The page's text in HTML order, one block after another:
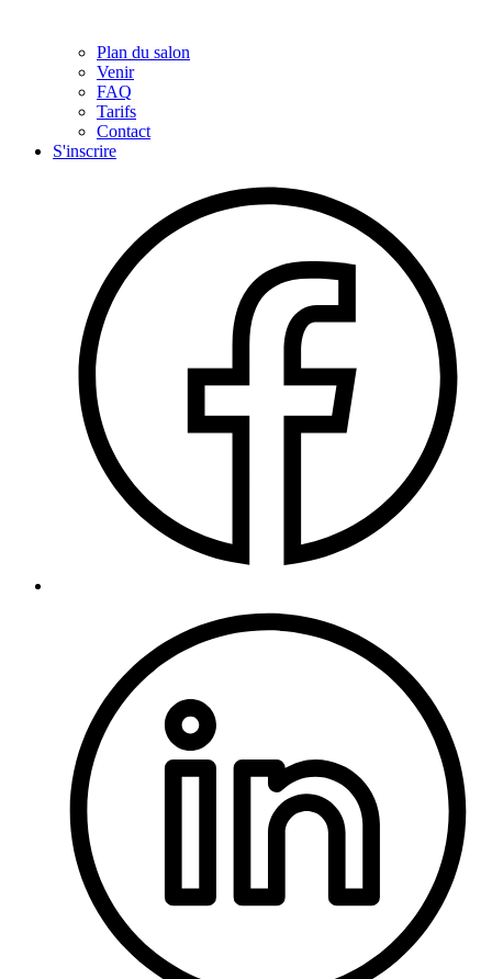
Plan du salon
Venir
FAQ
Tarifs
Contact
S'inscrire